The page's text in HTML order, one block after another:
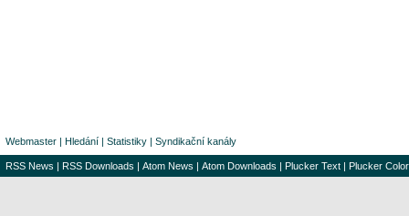
Webmaster | Hledání | Statistiky | Syndikační kanály
RSS News | RSS Downloads | Atom News | Atom Downloads | Plucker Text | Plucker Color